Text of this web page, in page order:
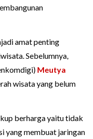
amat penting
Sebelumnya,
Meutya
wisata yang belum
berharga yaitu tidak
yang membuat jaringan